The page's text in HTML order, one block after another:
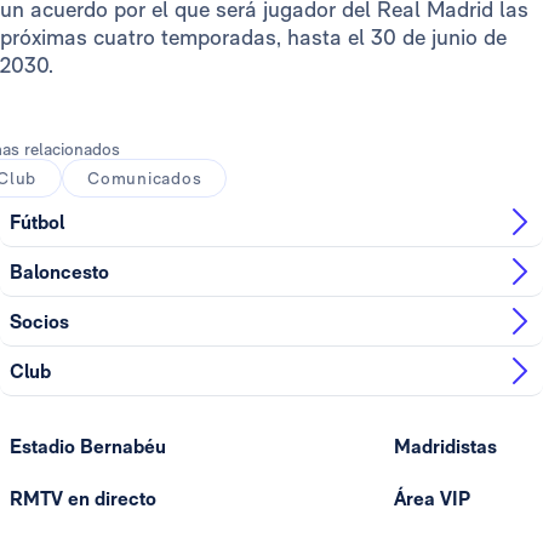
un acuerdo por el que será jugador del Real Madrid las
próximas cuatro temporadas, hasta el 30 de junio de
2030.
relacionados
Comunicados
Fútbol
Baloncesto
Socios
Club
Estadio Bernabéu
RMTV en directo
Madridistas
Área VIP